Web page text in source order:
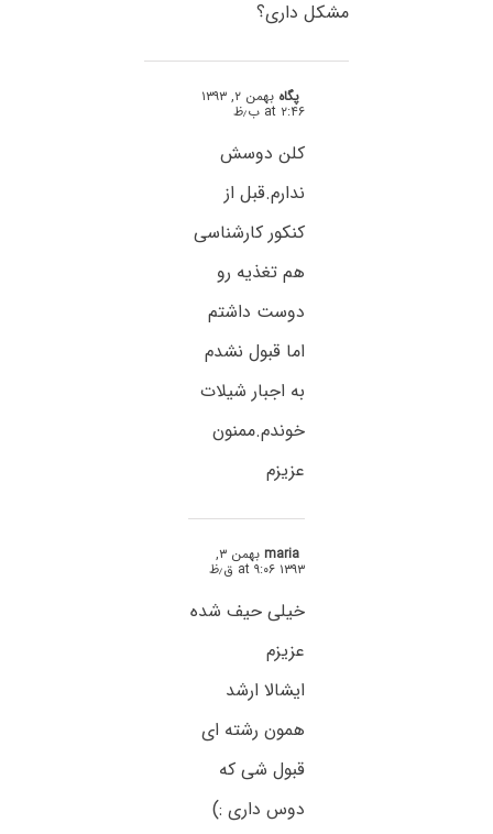
مشکل داری؟
پگاه بهمن ۲, ۱۳۹۳
at ۲:۴۶ ب٫ظ
کلن دوسش
ندارم.قبل از
کنکور کارشناسی
هم تغذیه رو
دوست داشتم
اما قبول نشدم
به اجبار شیلات
خوندم.ممنون
عزیزم
maria بهمن ۳,
۱۳۹۳ at ۹:۰۶ ق٫ظ
خیلی حیف شده
عزیزم
ایشالا ارشد
همون رشته ای
قبول شی که
دوس داری :)